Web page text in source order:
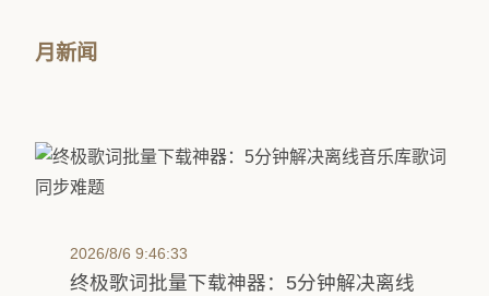
月新闻
2026/8/6 9:46:33
终极歌词批量下载神器：5分钟解决离线